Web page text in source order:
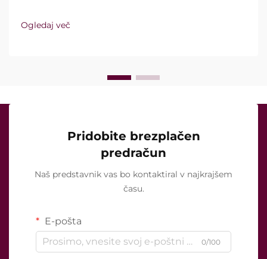
vprašanje pa ni le, ali te funkcije sploh obstajajo,
temveč kako natančno delujejo med kliničnim
Ogledaj več
Pridobite brezplačen
predračun
Naš predstavnik vas bo kontaktiral v najkrajšem
času.
E-pošta
0/100